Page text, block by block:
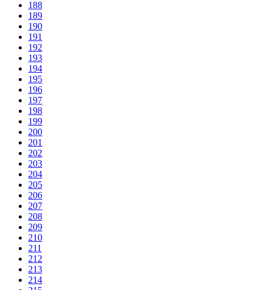
188
189
190
191
192
193
194
195
196
197
198
199
200
201
202
203
204
205
206
207
208
209
210
211
212
213
214